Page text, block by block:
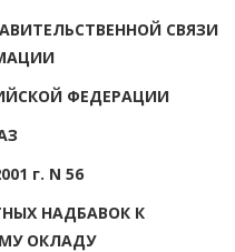
СВЯЗИ
ФЕДЕРАЦИИ
г. N 56
НАДБАВОК К
ОКЛАДУ